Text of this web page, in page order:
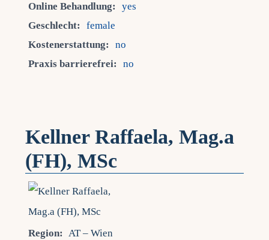
Online Behandlung:
yes
Geschlecht:
female
Kostenerstattung:
no
Praxis barrierefrei:
no
Kellner Raffaela, Mag.a
(FH), MSc
Region: AT – Wien